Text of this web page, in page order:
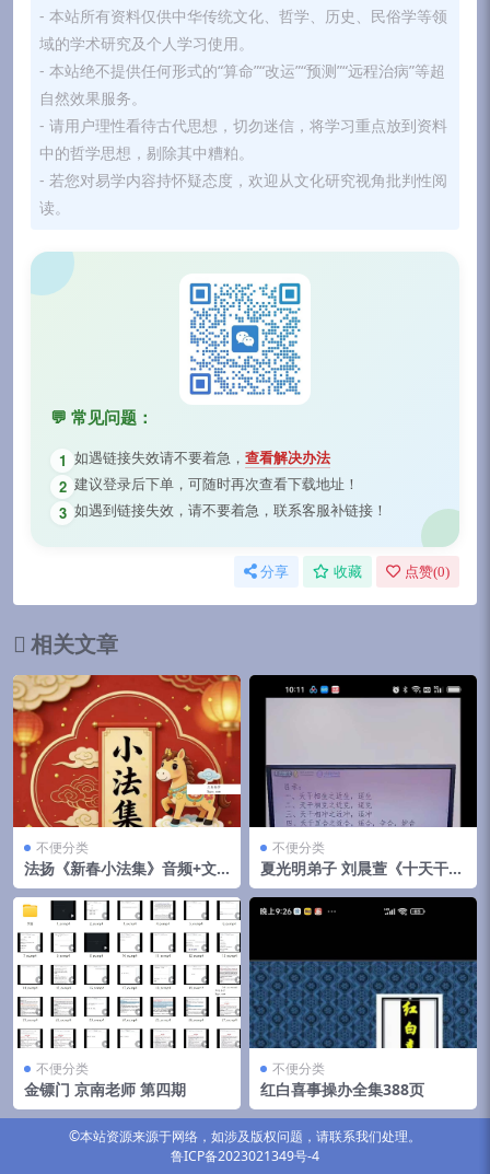
- 本站所有资料仅供中华传统文化、哲学、历史、民俗学等领
域的学术研究及个人学习使用。
- 本站绝不提供任何形式的“算命”“改运”“预测”“远程治病”等超
自然效果服务。
- 请用户理性看待古代思想，切勿迷信，将学习重点放到资料
中的哲学思想，剔除其中糟粕。
- 若您对易学内容持怀疑态度，欢迎从文化研究视角批判性阅
读。
💬 常见问题：
1 如遇链接失效请不要着急， 查看解决办法
2 建议登录后下单，可随时再次查看下载地址！
3 如遇到链接失效，请不要着急，联系客服补链接！
分享 收藏 点赞(0)
相关文章
不便分类
法扬《新春小法集》音频+文
档
不便分类
夏光明弟子 刘晨萱《十天干大
师实操绝密通关不传之密》长
视频1集时长2小时45分
不便分类
金镖门 京南老师 第四期
不便分类
红白喜事操办全集388页
©本站资源来源于网络，如涉及版权问题，请联系我们处理。
鲁ICP备2023021349号-4